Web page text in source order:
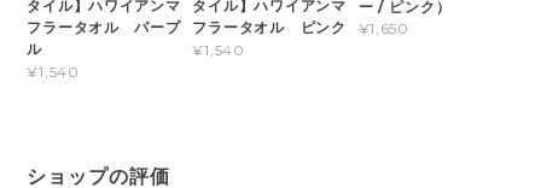
タイル】ハワイアンマ
フラータオル パープ
ル
¥1,540
タイル】ハワイアンマ
フラータオル ピンク
¥1,540
ー / ピンク）
¥1,650
ショップの評価